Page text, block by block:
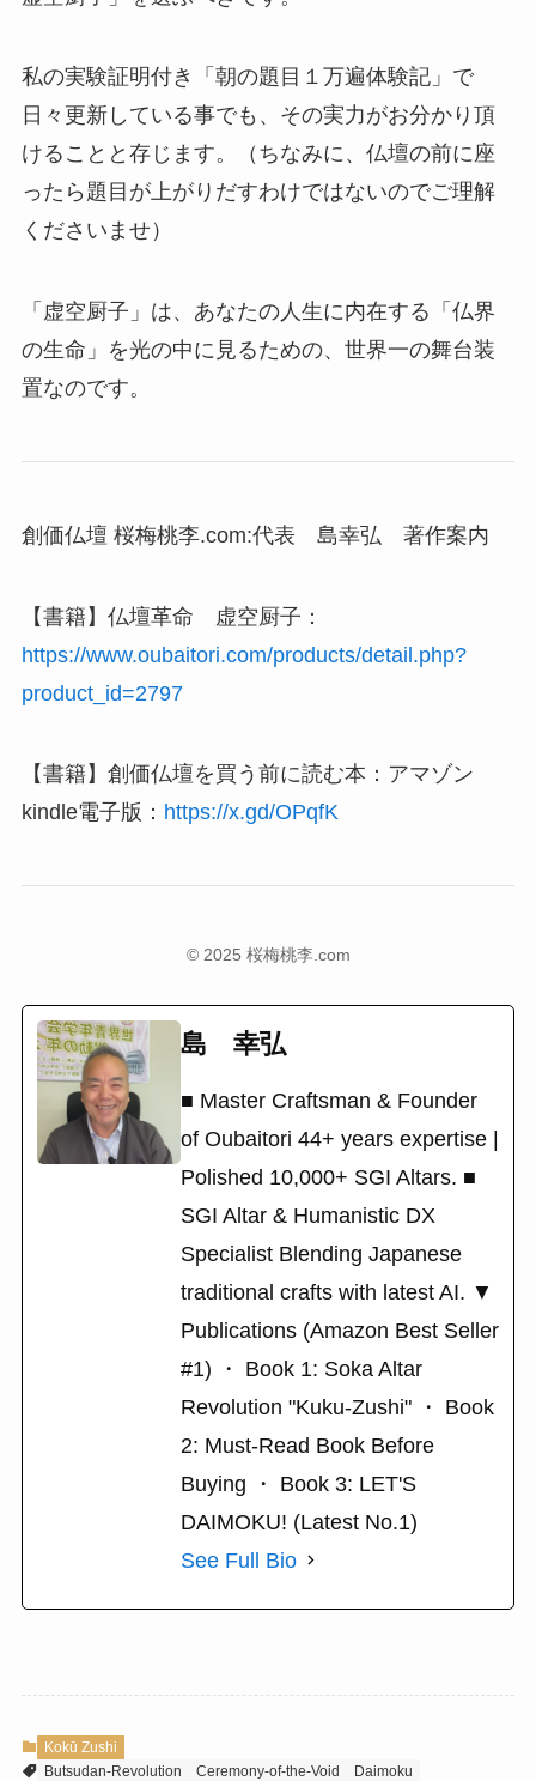
私の実験証明付き「朝の題目１万遍体験記」で
日々更新している事でも、その実力がお分かり頂
けることと存じます。（ちなみに、仏壇の前に座
ったら題目が上がりだすわけではないのでご理解
くださいませ）
「虚空厨子」は、あなたの人生に内在する「仏界
の生命」を光の中に見るための、世界一の舞台装
置なのです。
創価仏壇 桜梅桃李.com:代表 島幸弘 著作案内
【書籍】仏壇革命 虚空厨子：
https://www.oubaitori.com/products/detail.php?
product_id=2797
【書籍】創価仏壇を買う前に読む本：アマゾン
kindle電子版： https://x.gd/OPqfK
© 2025 桜梅桃李.com
島 幸弘
■ Master Craftsman & Founder
of Oubaitori 44+ years expertise |
Polished 10,000+ SGI Altars. ■
SGI Altar & Humanistic DX
Specialist Blending Japanese
traditional crafts with latest AI. ▼
Publications (Amazon Best Seller
#1) ・ Book 1: Soka Altar
Revolution "Kuku-Zushi" ・ Book
2: Must-Read Book Before
Buying ・ Book 3: LET'S
DAIMOKU! (Latest No.1)
See Full Bio
Kokū Zushi
Butsudan-Revolution
Ceremony-of-the-Void
Daimoku